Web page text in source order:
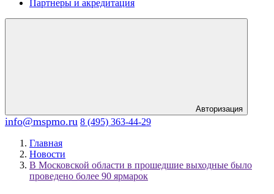
Партнеры и акредитация
Авторизация
info@mspmo.ru 8 (495) 363-44-29
Главная
Новости
В Московской области в прошедшие выходные было
проведено более 90 ярмарок